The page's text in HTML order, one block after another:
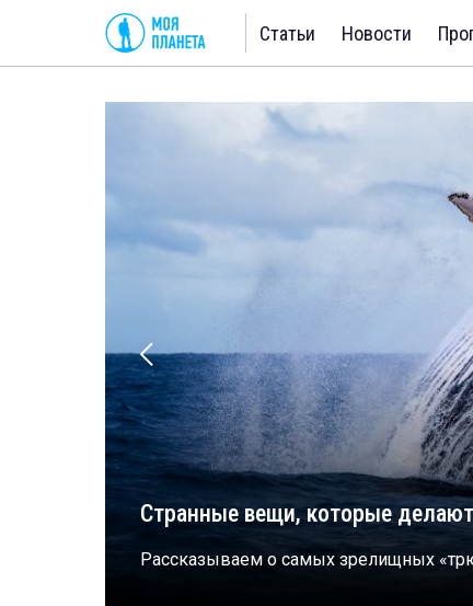
Статьи Новости
Странные вещи, которые
Рассказываем о самых зрелищных